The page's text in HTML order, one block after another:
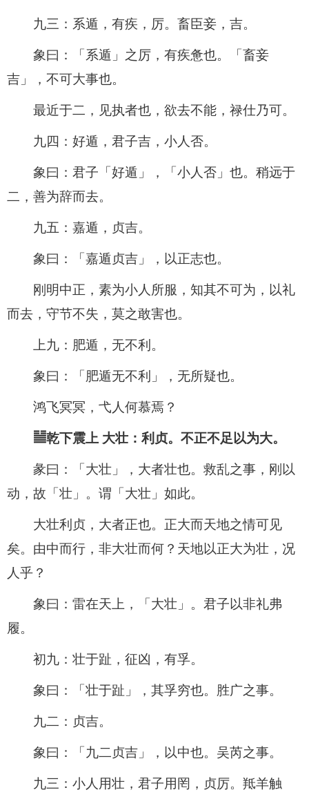
九三：系遁，有疾，厉。畜臣妾，吉。
象曰：「系遁」之厉，有疾惫也。「畜妾
吉」，不可大事也。
最近于二，见执者也，欲去不能，禄仕乃可。
九四：好遁，君子吉，小人否。
象曰：君子「好遁」，「小人否」也。稍远于
二，善为辞而去。
九五：嘉遁，贞吉。
象曰：「嘉遁贞吉」，以正志也。
刚明中正，素为小人所服，知其不可为，以礼
而去，守节不失，莫之敢害也。
上九：肥遁，无不利。
象曰：「肥遁无不利」，无所疑也。
鸿飞冥冥，弋人何慕焉？
䷡乾下震上 大壮：利贞。不正不足以为大。
彖曰：「大壮」，大者壮也。救乱之事，刚以
动，故「壮」。谓「大壮」如此。
大壮利贞，大者正也。正大而天地之情可见
矣。由中而行，非大壮而何？天地以正大为壮，况
人乎？
象曰：雷在天上，「大壮」。君子以非礼弗
履。
初九：壮于趾，征凶，有孚。
象曰：「壮于趾」，其孚穷也。胜广之事。
九二：贞吉。
象曰：「九二贞吉」，以中也。吴芮之事。
九三：小人用壮，君子用罔，贞厉。羝羊触